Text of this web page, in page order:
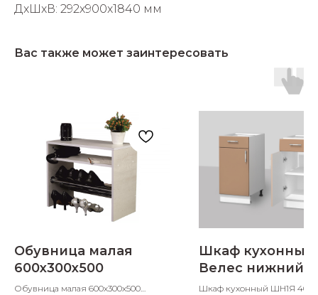
ДxШxВ: 292x900x1840 мм
Вас также может заинтересовать
Обувница малая
600х300х500
Обувница малая 600х300х500
Шкаф кухонный
Велес нижний с
ящиком 400 мм
Шкаф кухонный ШН1Я 400